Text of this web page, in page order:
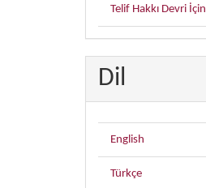
Telif Hakkı Devri İçin
Dil
English
Türkçe